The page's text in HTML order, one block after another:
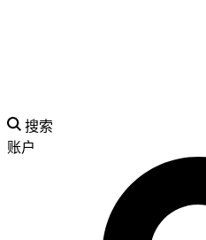
搜索
账户